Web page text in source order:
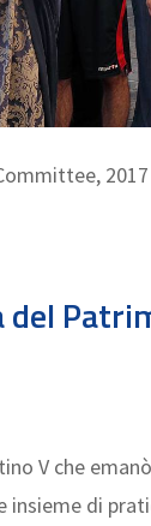
2017
V che
insieme di